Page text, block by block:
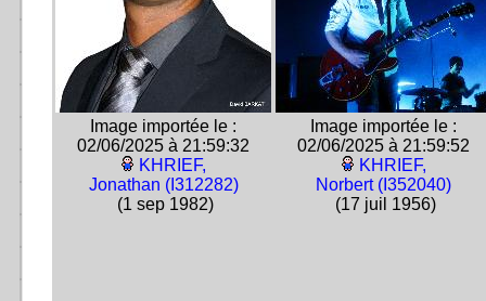
Image importée le :
02/06/2025 à 21:59:32
KHRIEF,
Jonathan (I312282)
(1 sep 1982)
Image importée le :
02/06/2025 à 21:59:52
KHRIEF,
Norbert (I352040)
(17 juil 1956)